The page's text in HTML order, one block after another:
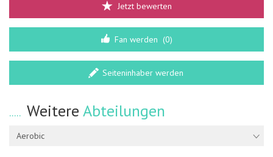
Jetzt bewerten
Fan werden (0)
Seiteninhaber werden
Weitere Abteilungen
Aerobic